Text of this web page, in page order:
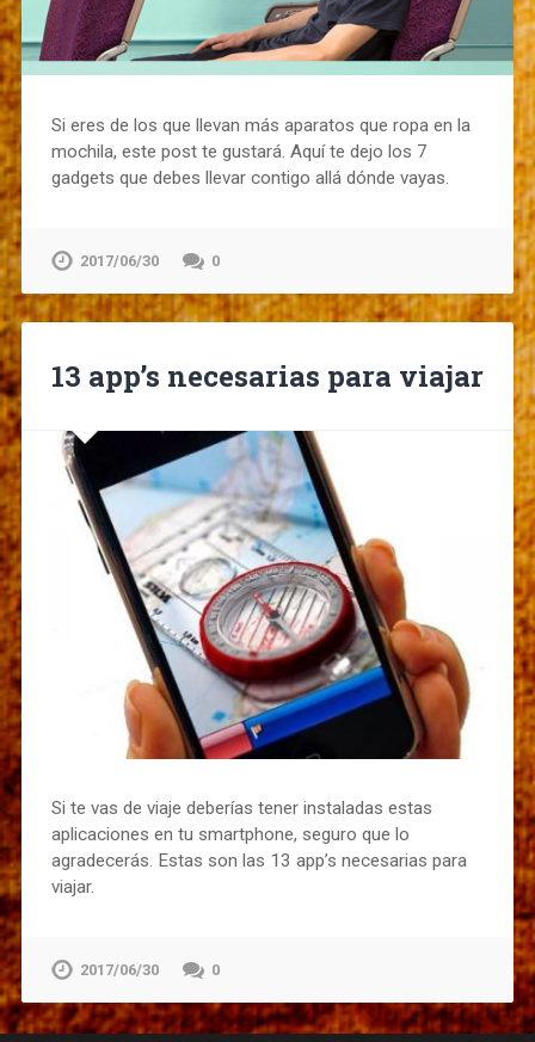
Si eres de los que llevan más aparatos que ropa en la
mochila, este post te gustará. Aquí te dejo los 7
gadgets que debes llevar contigo allá dónde vayas.
2017/06/30 0
13 app’s necesarias para viajar
Si te vas de viaje deberías tener instaladas estas
aplicaciones en tu smartphone, seguro que lo
agradecerás. Estas son las 13 app’s necesarias para
viajar.
2017/06/30 0